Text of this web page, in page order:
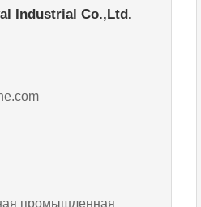
Industrial Co.,Ltd.
промышленная